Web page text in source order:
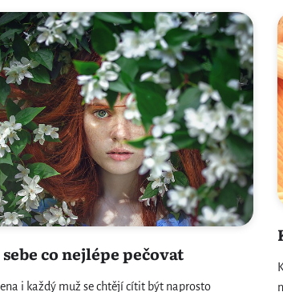
co nejlépe pečovat
i každý muž se chtějí cítit být naprosto